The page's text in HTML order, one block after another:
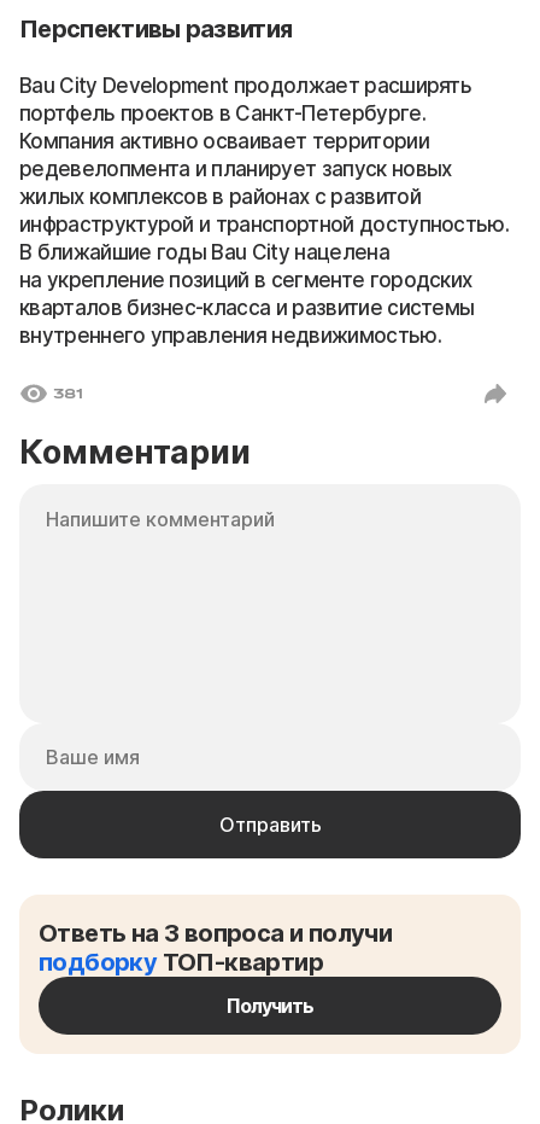
Перспективы развития
Bau City Development продолжает расширять
портфель проектов в Санкт-Петербурге.
Компания активно осваивает территории
редевелопмента и планирует запуск новых
жилых комплексов в районах с развитой
инфраструктурой и транспортной доступностью.
В ближайшие годы Bau City нацелена
на укрепление позиций в сегменте городских
кварталов бизнес-класса и развитие системы
внутреннего управления недвижимостью.
381
Комментарии
Ответь на 3 вопроса и получи
подборкуТОП-квартир
Получить
Ролики